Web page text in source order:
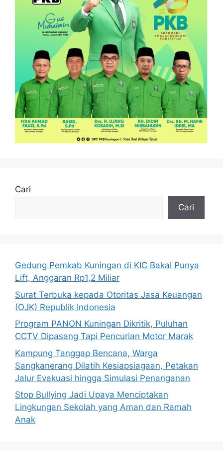
Cari
Cari
Gedung Pemkab Kuningan di KIC Bakal Punya
Lift, Anggaran Rp1,2 Miliar
Surat Terbuka kepada Otoritas Jasa Keuangan
(OJK) Republik Indonesia
Program PANON Kuningan Dikritik, Puluhan
CCTV Dipasang Tapi Pencurian Motor Marak
Kampung Tanggap Bencana, Warga
Sangkanerang Dilatih Kesiapsiagaan, Petakan
Jalur Evakuasi hingga Simulasi Penanganan
Stop Bullying Jadi Upaya Menciptakan
Lingkungan Sekolah yang Aman dan Ramah
Anak